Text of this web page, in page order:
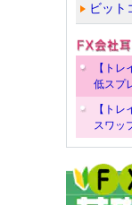
ビット
【ト
低スプ
【ト
スワッ